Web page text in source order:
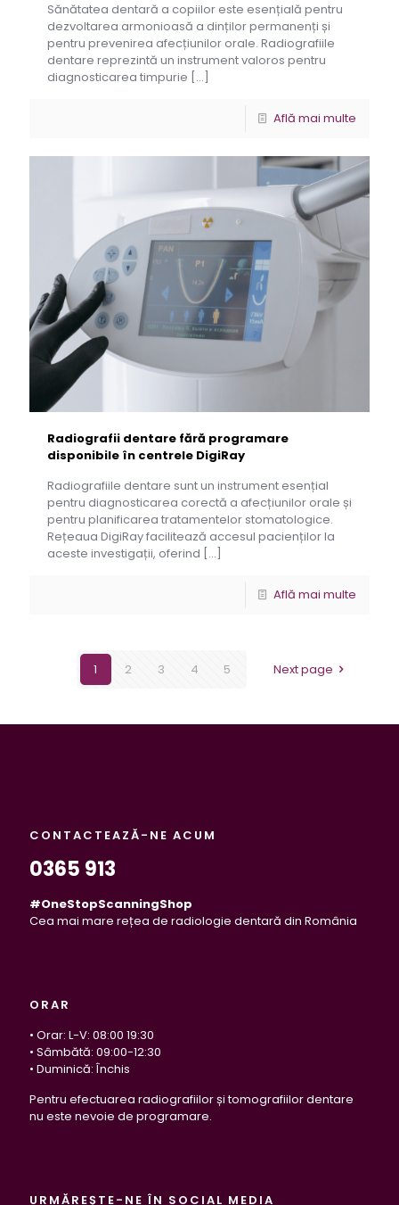
Sănătatea dentară a copiilor este esențială pentru
dezvoltarea armonioasă a dinților permanenți și
pentru prevenirea afecțiunilor orale. Radiografiile
dentare reprezintă un instrument valoros pentru
diagnosticarea timpurie […]
Află mai multe
Radiografii dentare fără programare
disponibile în centrele DigiRay
Radiografiile dentare sunt un instrument esențial
pentru diagnosticarea corectă a afecțiunilor orale și
pentru planificarea tratamentelor stomatologice.
Rețeaua DigiRay facilitează accesul pacienților la
aceste investigații, oferind […]
Află mai multe
1 2 3 4 5 Next page
CONTACTEAZĂ-NE ACUM
0365 913
#OneStopScanningShop
Cea mai mare rețea de radiologie dentară din România
ORAR
• Orar: L-V: 08:00 19:30
• Sâmbătă: 09:00-12:30
• Duminică: Închis
Pentru efectuarea radiografiilor și tomografiilor dentare
nu este nevoie de programare.
URMĂREȘTE-NE ÎN SOCIAL MEDIA